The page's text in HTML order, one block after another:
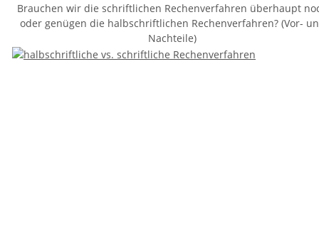
Brauchen wir die schriftlichen Rechenverfahren überhaupt
oder genügen die halbschriftlichen Rechenverfahren? (Vor-
Nachteile)